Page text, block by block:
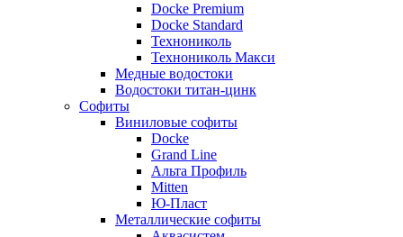
Docke Premium
Docke Standard
Технониколь
Технониколь Макси
Медные водостоки
Водостоки титан-цинк
Софиты
Виниловые софиты
Docke
Grand Line
Альта Профиль
Mitten
Ю-Пласт
Металлические софиты